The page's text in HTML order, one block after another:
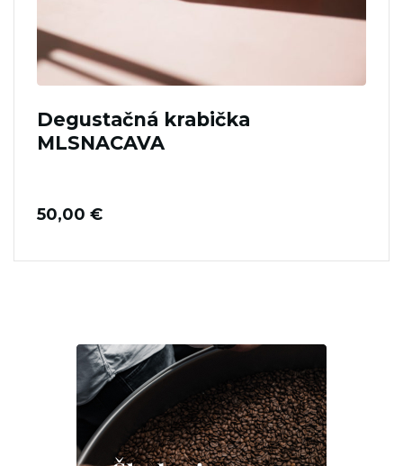
Degustačná krabička
MLSNACAVA
50,00 €